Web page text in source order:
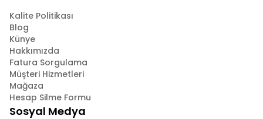
Kalite Politikası
Blog
Künye
Hakkımızda
Fatura Sorgulama
Müşteri Hizmetleri
Mağaza
Hesap Silme Formu
Sosyal Medya